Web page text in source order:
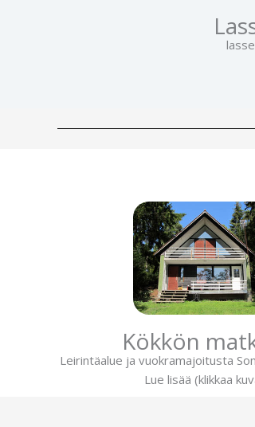
Kökkön
Leirintäalue ja vuokramajoitusta
Lue lisää (klikkaa